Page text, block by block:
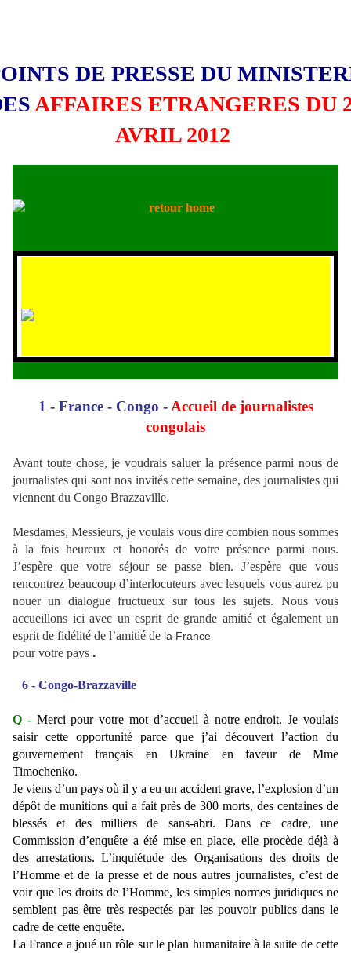
DE PRESSE DU
AFFAIRES ETRANGERES DU
AVRIL 2012
1 - France - Congo - Accueil de journalistes
congolais
Avant toute chose, je voudrais saluer la présence parmi nous de
journalistes qui sont nos invités cette semaine, des journalistes qui
viennent du Congo Brazzaville.
Mesdames, Messieurs, je voulais vous dire combien nous sommes
à la fois heureux et honorés de votre présence parmi nous.
J’espère que votre séjour se passe bien. J’espère que vous
rencontrez beaucoup d’interlocuteurs avec lesquels vous aurez pu
nouer un dialogue fructueux sur tous les sujets. Nous vous
accueillons ici avec un esprit de grande amitié et également un
esprit de fidélité de l’amitié de la France
pour votre pays .
6 - Congo-Brazzaville
Q - Merci pour votre mot d’accueil à notre endroit. Je voulais
saisir cette opportunité parce que j’ai découvert l’action du
gouvernement français en Ukraine en faveur de Mme
Timochenko.
Je viens d’un pays où il y a eu un accident grave, l’explosion d’un
dépôt de munitions qui a fait près de 300 morts, des centaines de
blessés et des milliers de sans-abri. Dans ce cadre, une
Commission d’enquête a été mise en place, elle procède déjà à
des arrestations. L’inquiétude des Organisations des droits de
l’Homme et de la presse et de nous autres journalistes, c’est de
voir que les droits de l’Homme, les simples normes juridiques ne
semblent pas être très respectés par les pouvoir publics dans le
cadre de cette enquête.
La France a joué un rôle sur le plan humanitaire à la suite de cette